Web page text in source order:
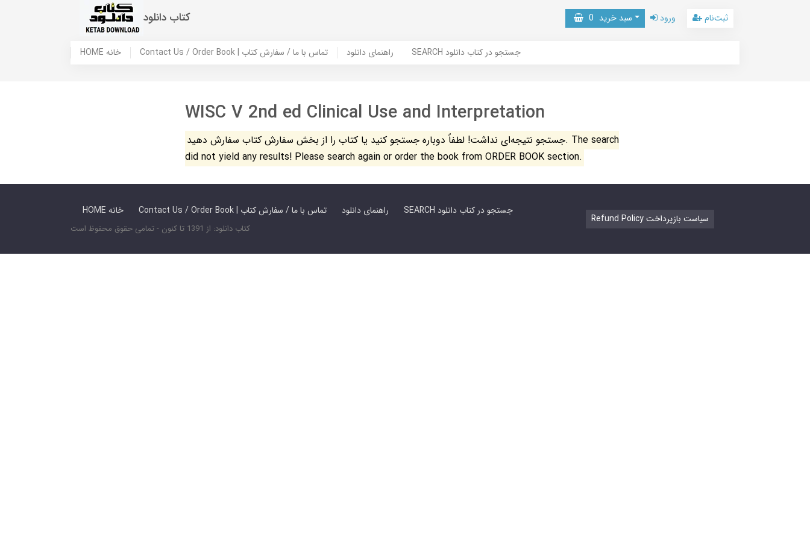
کتاب دانلود سبد خرید 0 ورود ثبت‌نام
HOME خانه Contact Us / Order Book | تماس با ما / سفارش کتاب راهنمای دانلود SEARCH جستجو در کتاب دانلود
WISC V 2nd ed Clinical Use and Interpretation
جستجو نتیجه‌ای نداشت! لطفاً دوباره جستجو کنید یا کتاب را از بخش سفارش کتاب سفارش دهید. The search
did not yield any results! Please search again or order the book from ORDER BOOK section.
HOME خانه Contact Us / Order Book | تماس با ما / سفارش کتاب راهنمای دانلود SEARCH جستجو در کتاب دانلود
کتاب دانلود: از 1391 تا کنون - تمامی حقوق محفوظ است
Refund Policy سیاست بازپرداخت